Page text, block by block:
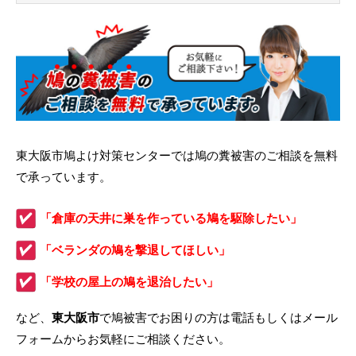
東大阪市鳩よけ対策センターでは鳩の糞被害のご相談を無料
で承っています。
「倉庫の天井に巣を作っている鳩を駆除したい」
「ベランダの鳩を撃退してほしい」
「学校の屋上の鳩を退治したい」
など、 東大阪市で鳩被害でお困りの方は電話もしくはメール
フォームからお気軽にご相談ください。